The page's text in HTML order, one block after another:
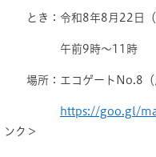
とき：令和8年8月22日（
午前9時～11時
場所：エコゲートNo.8（
https://goo.gl/
ンク＞